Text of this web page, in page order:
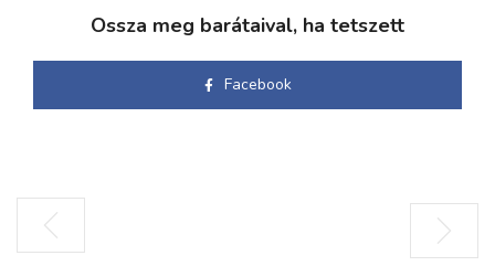
Ossza meg barátaival, ha tetszett
Facebook